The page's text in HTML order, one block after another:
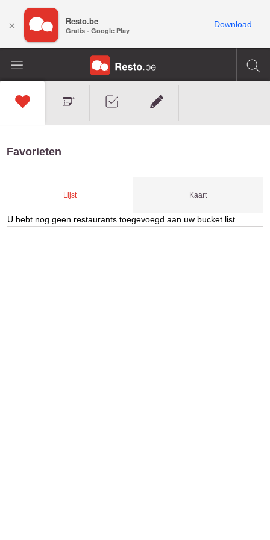
Favorieten
Lijst Kaart
U hebt nog geen restaurants toegevoegd aan uw bucket list.
× Resto.be
Gratis - Google Play
Download